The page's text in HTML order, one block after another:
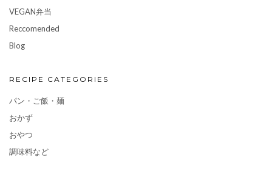
VEGAN弁当
Reccomended
Blog
RECIPE CATEGORIES
パン・ご飯・麺
おかず
おやつ
調味料など